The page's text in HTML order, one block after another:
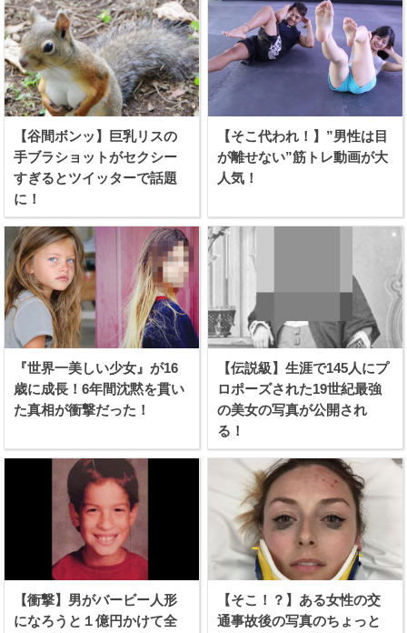
【谷間ボンッ】巨乳リスの
手ブラショットがセクシー
すぎるとツイッターで話題
に！
【そこ代われ！】”男性は目
が離せない”筋トレ動画が大
人気！
『世界一美しい少女』が16
歳に成長！6年間沈黙を貫い
た真相が衝撃だった！
【伝説級】生涯で145人にプ
ロポーズされた19世紀最強
の美女の写真が公開され
る！
【衝撃】男がバービー人形
になろうと１億円かけて全
【そこ！？】ある女性の交
通事故後の写真のちょっと